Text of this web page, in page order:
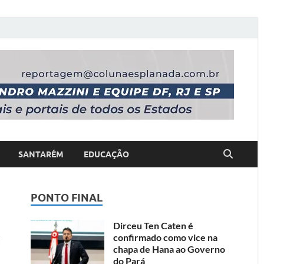
SANTARÉM EDUCAÇÃO
PONTO FINAL
Dirceu Ten Caten é
confirmado como vice na
chapa de Hana ao Governo
do Pará